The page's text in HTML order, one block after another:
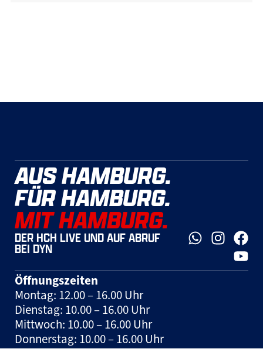
AUS HAMBURG.
FÜR HAMBURG.
MIT HAMBURG.
DER HCH LIVE UND AUF ABRUF
BEI DYN
Öffnungszeiten
Montag: 12.00 – 16.00 Uhr
Dienstag: 10.00 – 16.00 Uhr
Mittwoch: 10.00 – 16.00 Uhr
Donnerstag: 10.00 – 16.00 Uhr